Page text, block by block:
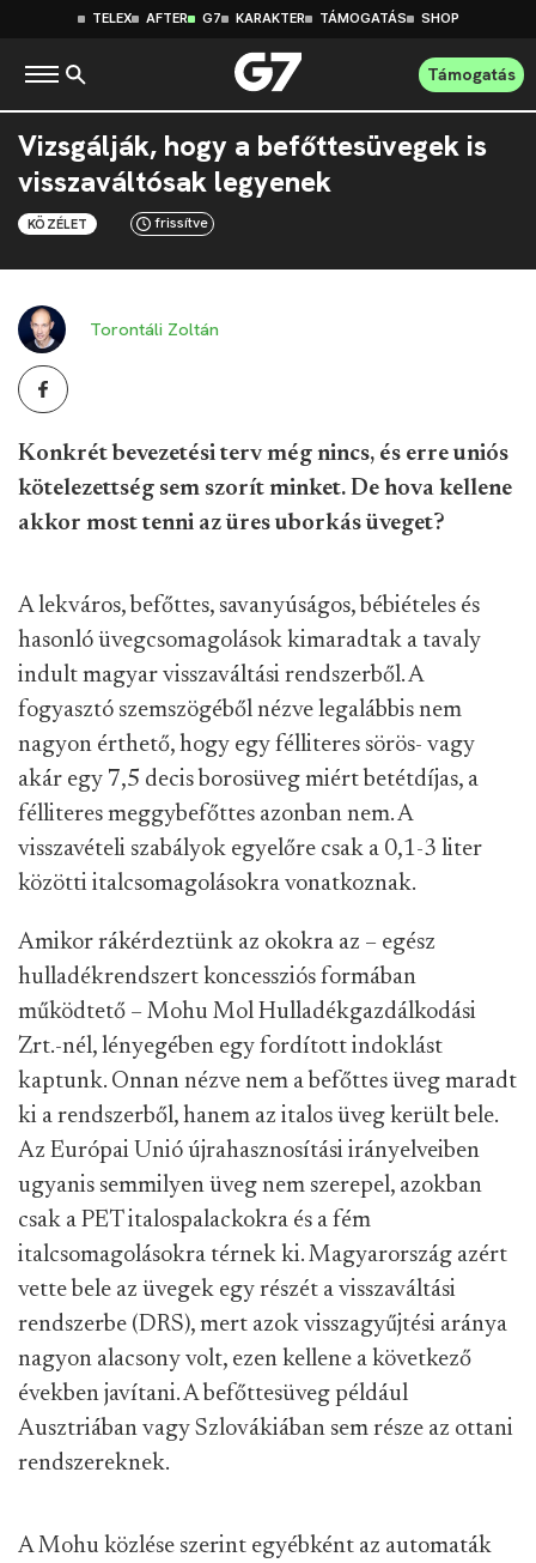
TELEX AFTER G7 KARAKTER TÁMOGATÁS SHOP
Támogatás
Vizsgálják, hogy a befőttesüvegek is
visszaváltósak legyenek
KÖZÉLET frissítve
Torontáli Zoltán
Konkrét bevezetési terv még nincs, és erre uniós
kötelezettség sem szorít minket. De hova kellene
akkor most tenni az üres uborkás üveget?
A lekváros, befőttes, savanyúságos, bébiételes és
hasonló üvegcsomagolások kimaradtak a tavaly
indult magyar visszaváltási rendszerből. A
fogyasztó szemszögéből nézve legalábbis nem
nagyon érthető, hogy egy félliteres sörös- vagy
akár egy 7,5 decis borosüveg miért betétdíjas, a
félliteres meggybefőttes azonban nem. A
visszavételi szabályok egyelőre csak a 0,1-3 liter
közötti italcsomagolásokra vonatkoznak.
Amikor rákérdeztünk az okokra az – egész
hulladékrendszert koncessziós formában
működtető – Mohu Mol Hulladékgazdálkodási
Zrt.-nél, lényegében egy fordított indoklást
kaptunk. Onnan nézve nem a befőttes üveg maradt
ki a rendszerből, hanem az italos üveg került bele.
Az Európai Unió újrahasznosítási irányelveiben
ugyanis semmilyen üveg nem szerepel, azokban
csak a PET italospalackokra és a fém
italcsomagolásokra térnek ki. Magyarország azért
vette bele az üvegek egy részét a visszaváltási
rendszerbe (DRS), mert azok visszagyűjtési aránya
nagyon alacsony volt, ezen kellene a következő
években javítani. A befőttesüveg például
Ausztriában vagy Szlovákiában sem része az ottani
rendszereknek.
A Mohu közlése szerint egyébként az automaták